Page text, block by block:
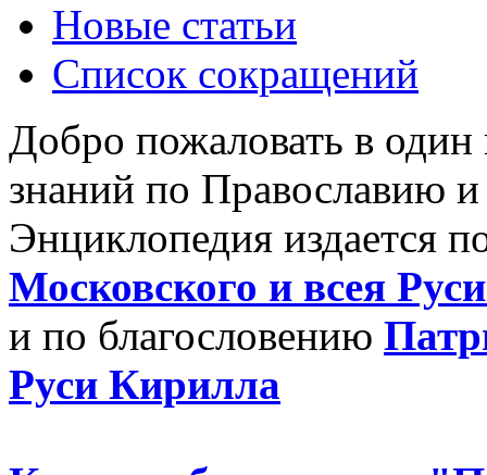
Новые статьи
Список сокращений
Добро пожаловать в
знаний по Православию
Энциклопедия издается
Московского и всея
и по благословению
Руси Кирилла